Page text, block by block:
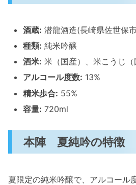
酒蔵: 潜龍酒造(長崎県佐世保
種類: 純米吟醸
酒米: 米（国産）、米こうじ（
アルコール度数: 13%
精米歩合: 55%
容量: 720ml
本陣 夏純吟の特徴
夏限定の純米吟醸で、アルコール